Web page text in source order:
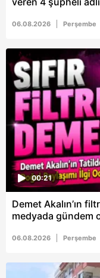
gösterilmeyecektir."
Sitemizde
kullanılmaktadır.
verileriniz
toplumu
kullanılmaktadır.
kılınması ve
reklam/pazarlama
sınırlı olarak açık
Çerezlere ilişkin
vasıtasıyla
için Ayarlar butonuna
hazırlanmış
06.08.2026 Perşembe
00:21
Demet Akalın’ın
medyada gündem
06.08.2026 Perşembe